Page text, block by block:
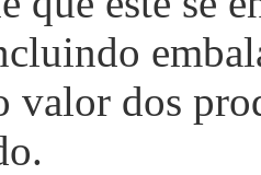
valor dos